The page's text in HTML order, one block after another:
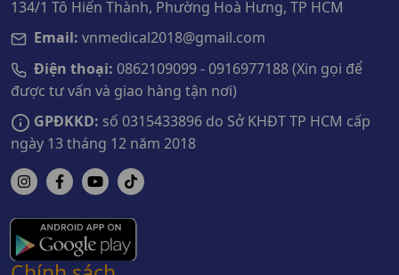
134/1 Tô Hiến Thành, Phường Hoà Hưng, TP HCM
Email: vnmedical2018@gmail.com
Điện thoại: 0862109099 - 0916977188 (Xin gọi để
được tư vấn và giao hàng tận nơi)
GPĐKKD: số 0315433896 do Sở KHĐT TP HCM cấp
ngày 13 tháng 12 năm 2018